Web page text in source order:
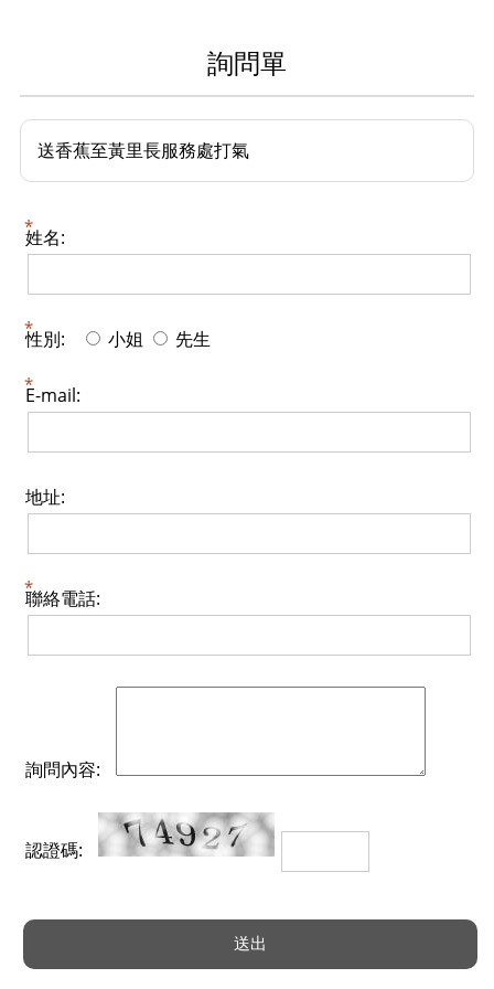
詢問單
送香蕉至黃里長服務處打氣
姓名:
性別: 小姐 先生
E-mail:
地址:
聯絡電話:
詢問內容:
認證碼: